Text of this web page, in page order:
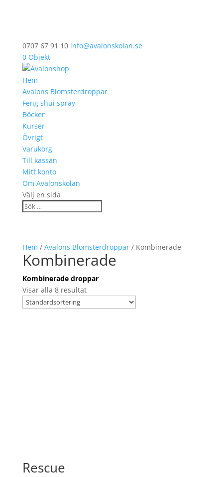
0707 67 91 10 info@avalonskolan.se
0 Objekt
Hem
Avalons Blomsterdroppar
Feng shui spray
Böcker
Kurser
Övrigt
Varukorg
Till kassan
Mitt konto
Om Avalonskolan
Välj en sida
Hem / Avalons Blomsterdroppar/ Kombinerade
Kombinerade
Kombinerade droppar
Visar alla 8 resultat
Rescue